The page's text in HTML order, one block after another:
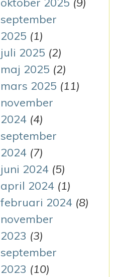
september
2025 (1)
juli 2025 (2)
maj 2025 (2)
mars 2025 (11)
november
2024 (4)
september
2024 (7)
juni 2024 (5)
april 2024 (1)
februari 2024 (8)
november
2023 (3)
september
2023 (10)